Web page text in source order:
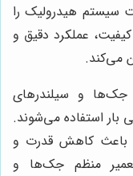
سیستم هیدرولیک را
عملکرد دقیق و
می‌کند.
جک‌ها و سیلندرهای
بار استفاده می‌شوند.
باعث کاهش قدرت و
منظم جک‌ها و